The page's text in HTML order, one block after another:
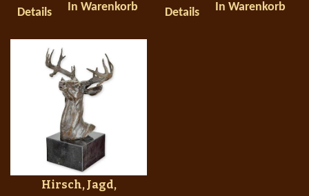
Details In Warenkorb Details In Warenkorb
Hirsch, Jagd,